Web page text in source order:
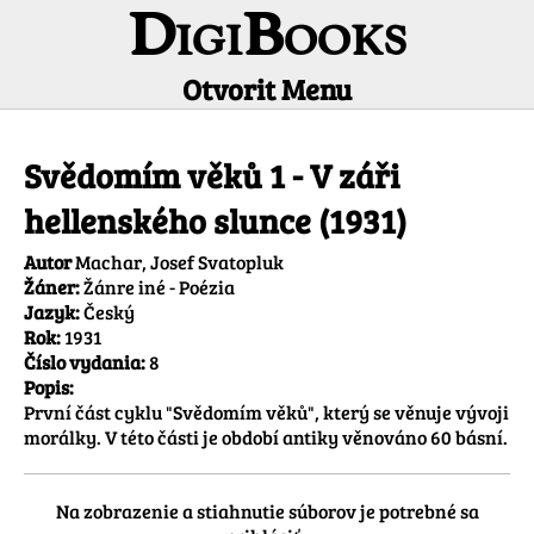
DigiBooks
Otvorit Menu
Svědomím věků 1 - V záři
hellenského slunce (1931)
AutorMachar, Josef Svatopluk
Žáner:Žánre iné - Poézia
Jazyk:Český
Rok:1931
Číslo vydania:8
Popis:
První část cyklu "Svědomím věků", který se věnuje vývoji
morálky. V této části je období antiky věnováno 60 básní.
Na zobrazenie a stiahnutie súborov je potrebné sa